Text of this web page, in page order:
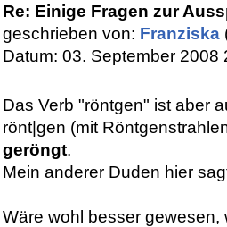
Re: Einige Fragen zur
geschrieben von: Franziska
Datum: 03. September 2008
Das Verb "röntgen" ist aber
rönt|gen (mit
geröngt.
Mein anderer Duden hier
Wäre wohl besser